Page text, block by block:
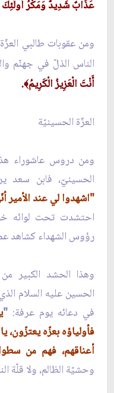
عَذَابٌ شَدِيدٌ وَمَكْرُ أُولَئِكَ
ومن عقوبات طالبي
الناس الذلّ في جهنّم
أَنْتَ الْعَزِيزُ الْكَرِيمُ﴾.
العزّة الحسينيّة
ومن دروس عاشوراء هذا
الحسينيّ، فابن سعد
"اشهدوا لي عند الأمير
احتشدت تحت لوائه
رؤوس الشهداء كشاهد
وهذا الحشد الكبير
الحسين عليه السلام
في دعائه يوم عرفة: "
فأولياؤه بعزّه يعتزّون،
أعناقهم، فهم من
وحشيّة الظالم، ولا قلّة